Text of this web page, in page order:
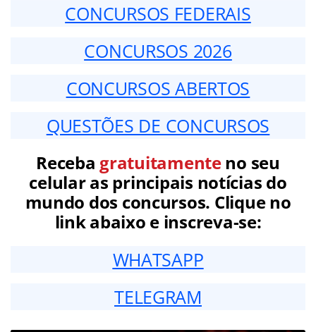
CONCURSOS FEDERAIS
CONCURSOS 2026
CONCURSOS ABERTOS
QUESTÕES DE CONCURSOS
Receba gratuitamenteno seu
celular as principais notícias do
mundo dos concursos. Clique no
link abaixo e inscreva-se:
WHATSAPP
TELEGRAM